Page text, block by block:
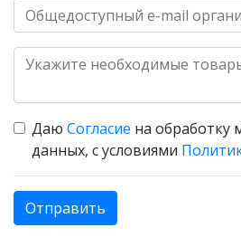
Даю Согласие на обработку
данных, с условиями
Отправить